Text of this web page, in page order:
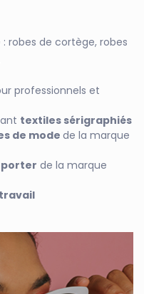
robes de cortège, robes
professionnels et
textiles sérigraphiés
de modede la marque
de la marque